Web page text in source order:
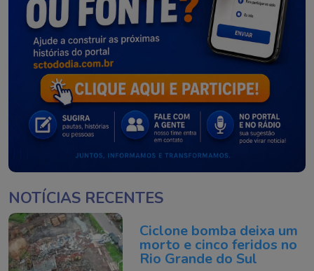
NOTÍCIAS RECENTES
Ciclone bomba deixa um
morto e cinco feridos no
Rio Grande do Sul